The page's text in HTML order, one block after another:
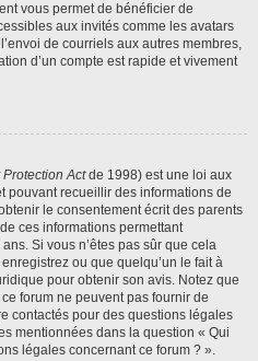
vous permet de bénéficier de
aux invités comme les avatars
de courriels aux autres membres,
d’un compte est rapide et vivement
Actde 1998) est une loi aux
pouvant recueillir des informations de
le consentement écrit des parents
ces informations permettant
Si vous n’êtes pas sûr que cela
ou que quelqu’un le fait à
pour obtenir son avis. Notez que
forum ne peuvent pas fournir de
contactés pour des questions légales
mentionnées dans la question « Qui
légales concernant ce forum ? ».